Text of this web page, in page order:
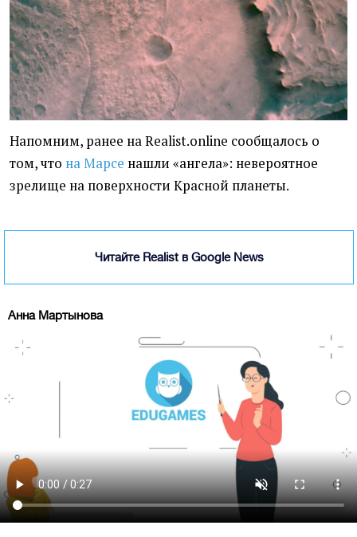
Напомним, ранее на Realist.online сообщалось о
том, что на Марсе нашли «ангела»: невероятное
зрелище на поверхности Красной планеты.
Читайте Realist в Google News
Анна Мартынова